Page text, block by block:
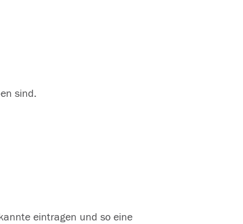
sind.
eintragen und so eine